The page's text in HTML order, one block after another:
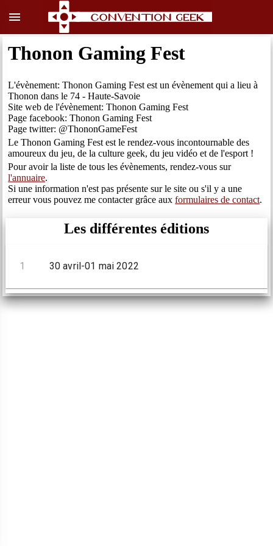
menu
Thonon Gaming Fest
L'évènement: Thonon Gaming Fest est un évènement qui a lieu à
Thonon dans le 74 - Haute-Savoie
Site web de l'évènement: Thonon Gaming Fest
Page facebook: Thonon Gaming Fest
Page twitter: @ThononGameFest
Le Thonon Gaming Fest est le rendez-vous incontournable des
amoureux du jeu, de la culture geek, du jeu vidéo et de l'esport !
Pour avoir la liste de tous les évènements, rendez-vous sur
l'annuaire.
Si une information n'est pas présente sur le site ou s'il y a une
erreur vous pouvez me contacter grâce auxformulaires de contact.
Les différentes éditions
1 30 avril-01 mai 2022